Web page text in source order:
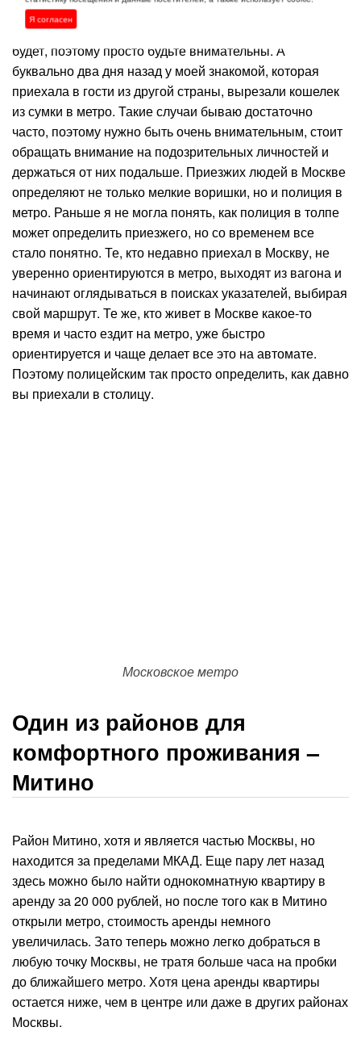
и пока разговаривал с консультантом, Айпад бесследно
пропал. Заниматься поиском такой пропажи никто не
будет, поэтому просто будьте внимательны. А
буквально два дня назад у моей знакомой, которая
приехала в гости из другой страны, вырезали кошелек
из сумки в метро. Такие случаи бываю достаточно
часто, поэтому нужно быть очень внимательным, стоит
обращать внимание на подозрительных личностей и
держаться от них подальше. Приезжих людей в Москве
определяют не только мелкие воришки, но и полиция в
метро. Раньше я не могла понять, как полиция в толпе
может определить приезжего, но со временем все
стало понятно. Те, кто недавно приехал в Москву, не
уверенно ориентируются в метро, выходят из вагона и
начинают оглядываться в поисках указателей, выбирая
свой маршрут. Те же, кто живет в Москве какое-то
время и часто ездит на метро, уже быстро
ориентируется и чаще делает все это на автомате.
Поэтому полицейским так просто определить, как давно
вы приехали в столицу.
Московское метро
Один из районов для
комфортного проживания –
Митино
Район Митино, хотя и является частью Москвы, но
находится за пределами МКАД. Еще пару лет назад
здесь можно было найти однокомнатную квартиру в
аренду за 20 000 рублей, но после того как в Митино
открыли метро, стоимость аренды немного
увеличилась. Зато теперь можно легко добраться в
любую точку Москвы, не тратя больше часа на пробки
до ближайшего метро. Хотя цена аренды квартиры
остается ниже, чем в центре или даже в других районах
Москвы.
Я согласен